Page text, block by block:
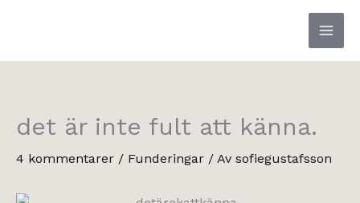
det är inte fult att känna.
4 kommentarer / Funderingar / Av sofiegustafsson